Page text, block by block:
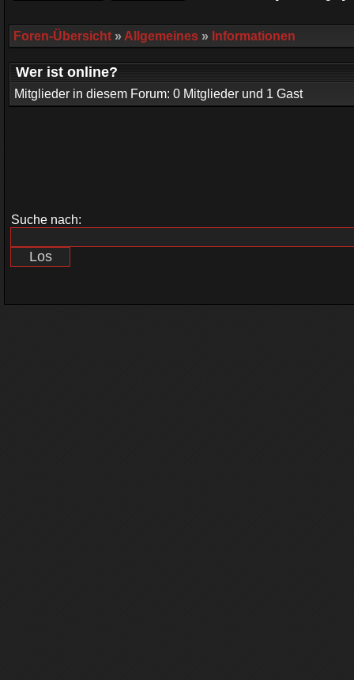
Foren-Übersicht » Allgemeines » Informationen
Wer ist online?
Mitglieder in diesem Forum: 0 Mitglieder und 1 Gast
Suche nach: